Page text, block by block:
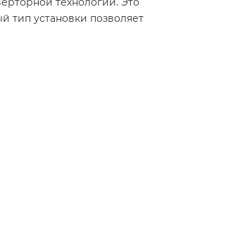
тип установки позволяет